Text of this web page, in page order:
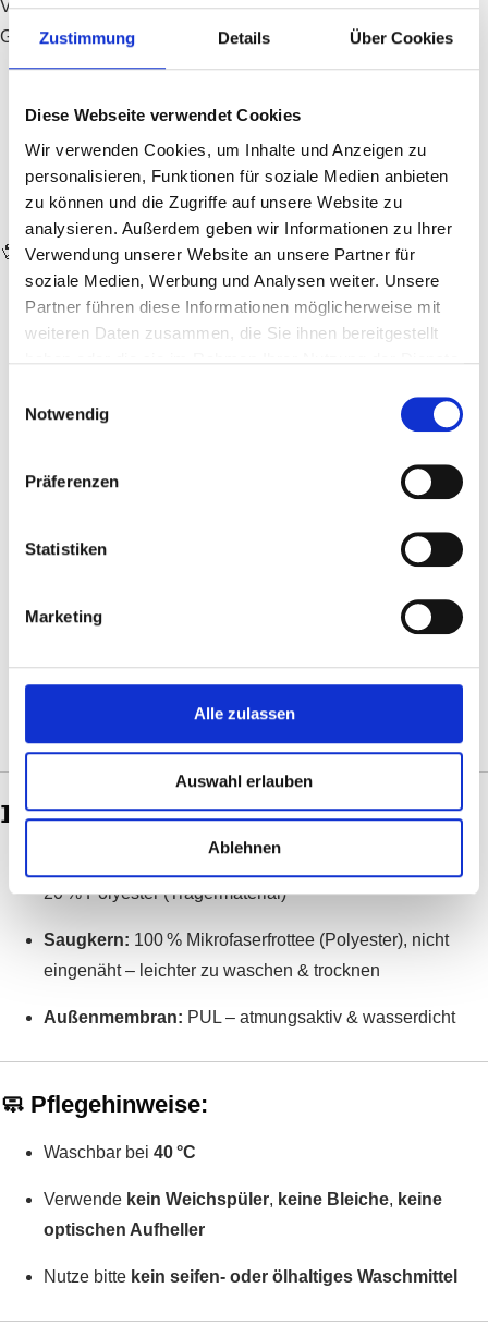
Zustimmung Details Über Cookies
Diese Webseite verwendet Cookies
Wir verwenden Cookies, um Inhalte und Anzeigen zu
personalisieren, Funktionen für soziale Medien anbieten
zu können und die Zugriffe auf unsere Website zu
analysieren. Außerdem geben wir Informationen zu Ihrer
Verwendung unserer Website an unsere Partner für
soziale Medien, Werbung und Analysen weiter. Unsere
Partner führen diese Informationen möglicherweise mit
weiteren Daten zusammen, die Sie ihnen bereitgestellt
Notwendig
Präferenzen
Statistiken
Marketing
Alle zulassen
Auswahl erlauben
Ablehnen
Verkürze die Windel mit den vorderen Druckknöpfen je nach
Größe:
Gr. M → 1 Druckreihe schließen
Gr. L → alle offen lassen
🧷 Anwendung – so geht’s:
Lege die Windel geöffnet mit der Außenseite nach unten
auf den Wickelplatz
Tasche der Windel
den Rand hinausragen
bündig sitzen, ohne einzuschneiden
Kontrolliere am Bein- und Rückenabschluss, ob Stoff
🧵Material:
20 % Polyester (Trägermaterial)
Saugkern: 100 % Mikrofaserfrottee (Polyester), nicht
eingenäht – leichter zu waschen & trocknen
Außenmembran: PUL – atmungsaktiv & wasserdicht
🧼 Pflegehinweise:
Waschbar bei 40 °C
Verwende kein Weichspüler, keine Bleiche, keine
optischen Aufheller
Nutze bitte kein seifen- oder ölhaltiges Waschmittel